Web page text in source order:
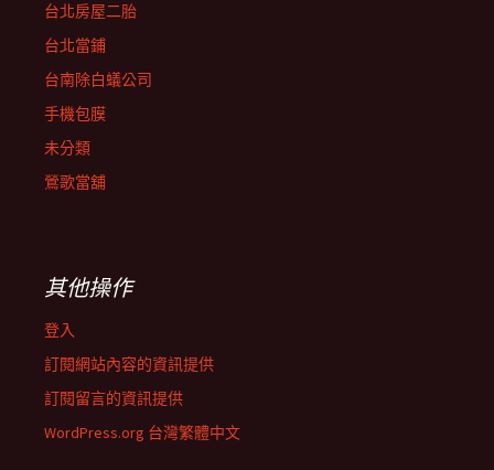
台北房屋二胎
台北當鋪
台南除白蟻公司
手機包膜
未分類
鶯歌當舖
其他操作
登入
訂閱網站內容的資訊提供
訂閱留言的資訊提供
WordPress.org 台灣繁體中文